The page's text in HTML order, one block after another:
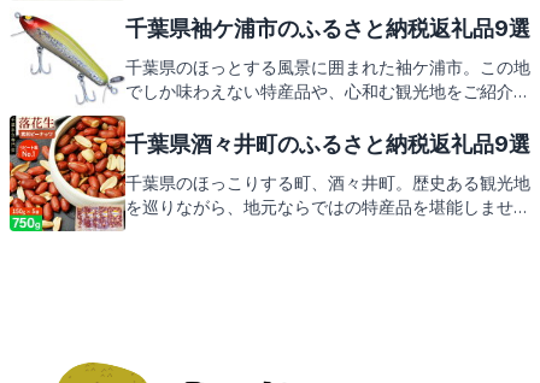
づく観光スポットを巡る旅もおすすめです。さあ、大
しょう。
千葉県袖ケ浦市のふるさと納税返礼品9選
千葉県のほっとする風景に囲まれた袖ケ浦市。この地
でしか味わえない特産品や、心和む観光地をご紹介し
んか。
千葉県酒々井町のふるさと納税返礼品9選
千葉県のほっこりする町、酒々井町。歴史ある観光地
を巡りながら、地元ならではの特産品を堪能しません